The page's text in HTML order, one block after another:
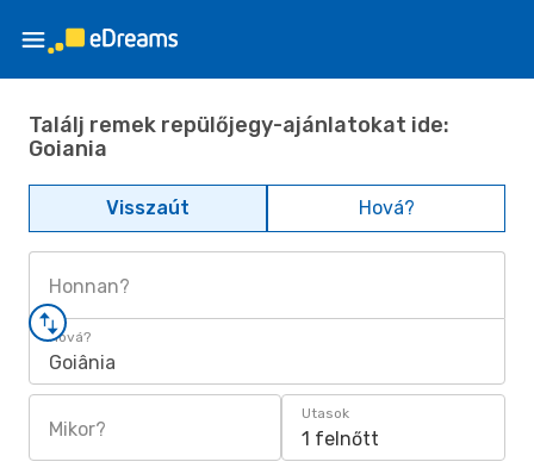
Találj remek repülőjegy-ajánlatokat ide:
Goiania
Visszaút Hová?
Honnan?
Hová?
Goiânia
Mikor?
Utasok
1 felnőtt